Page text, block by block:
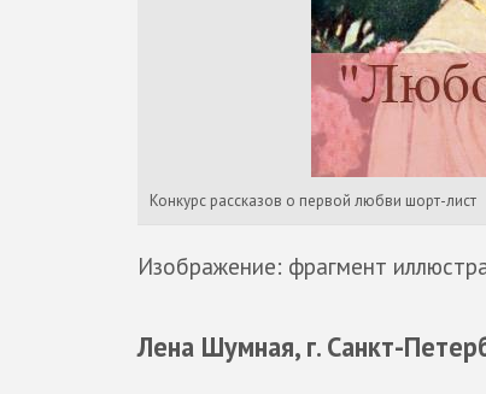
Конкурс рассказов о первой любви шорт-лист
Изображение: фрагмент
Лена Шумная, г. Санкт-